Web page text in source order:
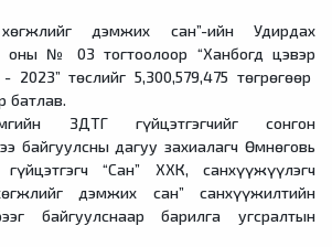
дэмжих сан”-ийн Удирдах
оны № 03 тогтоолоор “Ханбогд цэвэр
төслийг 5,300,579,475 төгрөгөөр
батлав.
ЗДТГ гүйцэтгэгчийг сонгон
байгуулсны дагуу захиалагч Өмнөговь
“Сан” ХХК, санхүүжүүлэгч
дэмжих сан” санхүүжилтийн
байгуулснаар барилга угсралтын